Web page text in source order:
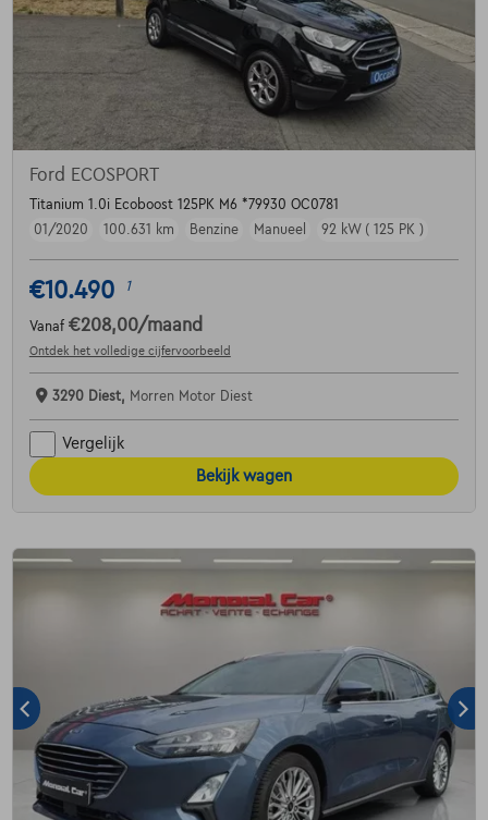
Ford ECOSPORT
Titanium 1.0i Ecoboost 125PK M6 *79930 OC0781
01/2020
100.631 km Benzine Manueel 92 kW ( 125 PK )
€10.490 1
Vanaf €208,00/maand
Ontdek het volledige cijfervoorbeeld
3290 Diest, Morren Motor Diest
Vergelijk
Bekijk wagen